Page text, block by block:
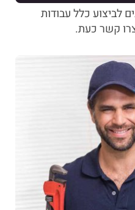
לביצוע כלל עבודות
קשר כעת.